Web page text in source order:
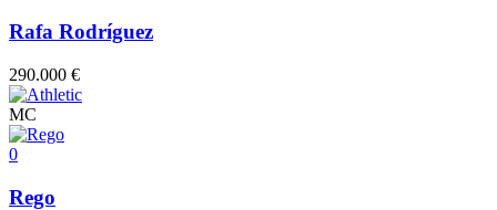
Rafa Rodríguez
290.000 €
MC
0
Rego